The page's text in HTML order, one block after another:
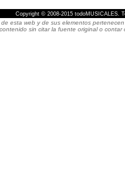
Copyright © 2008-2015 todoMUSICALES.
esta web y de sus elementos
sin citar la fuente original o